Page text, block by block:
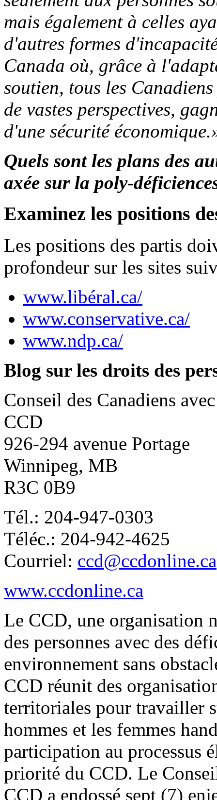
mais également à celles
d'autres formes
Canada où, grâce à
soutien, tous les
de vastes perspectives,
d'une sécurité
Quels sont les plans des
axée sur la poly-
Examinez les positions
Les positions des partis
profondeur sur les sites
www.libéral.ca/
www.conservative.ca/
www.ndp.ca/
Blog sur les droits des
Conseil des Canadiens
CCD
926-294 avenue Portage
Winnipeg, MB
R3C 0B9
Tél.: 204-947-0303
Téléc.: 204-942-4625
Courriel: ccd@ccdonline.ca
www.ccdonline.ca
Le CCD, une organisation
des personnes avec des
environnement sans
CCD réunit des
territoriales pour travailler
hommes et les femmes
participation au processus
priorité du CCD. Le
CCD a endossé sept (7)